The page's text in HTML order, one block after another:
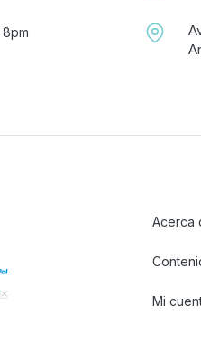
Acerca
Mi